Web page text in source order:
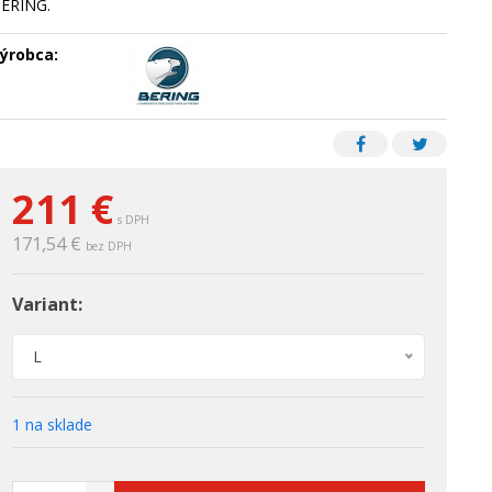
211 € s DPH
171,54 € bez DPH
Variant:
L
1 na sklade